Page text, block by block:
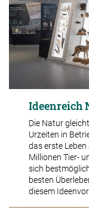
Ideenreich
Die Natur
Urzeiten in
das erste
Millionen Tier-
sich
besten
diesem